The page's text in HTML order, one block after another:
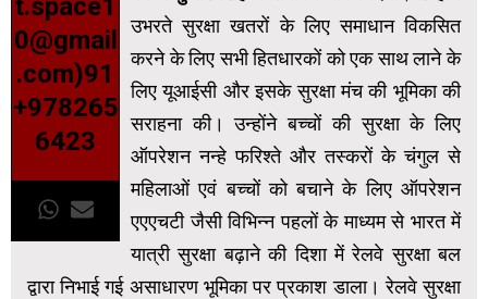
t.space1
0@gmail
.com)91
+978265
6423
उभरते सुरक्षा खतरों के लिए समाधान विकसित
करने के लिए सभी हितधारकों को एक साथ लाने के
लिए यूआईसी और इसके सुरक्षा मंच की भूमिका की
सराहना की। उन्होंने बच्चों की सुरक्षा के लिए
ऑपरेशन नन्हे फरिश्ते और तस्करों के चंगुल से
महिलाओं एवं बच्चों को बचाने के लिए ऑपरेशन
एएएचटी जैसी विभिन्न पहलों के माध्यम से भारत में
यात्री सुरक्षा बढ़ाने की दिशा में रेलवे सुरक्षा बल
द्वारा निभाई गई असाधारण भूमिका पर प्रकाश डाला। रेलवे सुरक्षा